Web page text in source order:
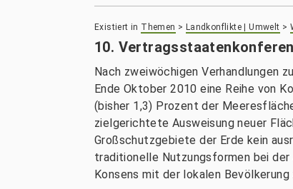
Existiert in Themen > Landkonflikte | Umwelt >
10.
Nach zweiwöchigen Verhandlungen
Ende Oktober 2010 eine Reihe von
(bisher 1,3) Prozent der
zielgerichtete Ausweisung neuer
Großschutzgebiete der Erde kein
traditionelle Nutzungsformen bei
Konsens mit der lokalen